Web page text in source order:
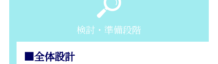
検討・準備段階
■全体設計